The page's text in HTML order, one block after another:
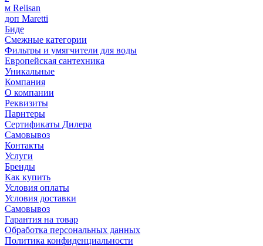
м Relisan
доп Maretti
Биде
Смежные категории
Фильтры и умягчители для воды
Европейская сантехника
Уникальные
Компания
О компании
Реквизиты
Парнтеры
Сертификаты Дилера
Самовывоз
Контакты
Услуги
Бренды
Как купить
Условия оплаты
Условия доставки
Самовывоз
Гарантия на товар
Обработка персональных данных
Политика конфиденциальности